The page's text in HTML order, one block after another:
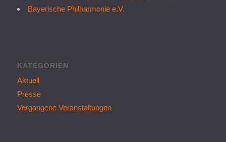
Bayerische Philharmonie e.V.
KATEGORIEN
Aktuell
Presse
Vergangene Veranstaltungen